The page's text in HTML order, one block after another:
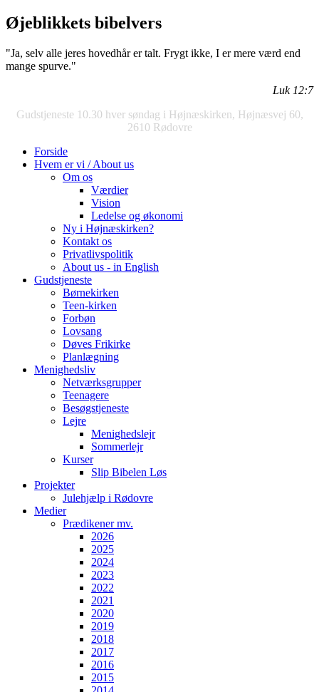
Øjeblikkets bibelvers
"Ja, selv alle jeres hovedhår er talt. Frygt ikke, I er mere værd end
mange spurve."
Luk 12:7
Gudstjeneste 10.30 hver søndag i Højnæskirken, Højnæsvej 60,
2610 Rødovre
Forside
Hvem er vi / About us
Om os
Værdier
Vision
Ledelse og økonomi
Ny i Højnæskirken?
Kontakt os
Privatlivspolitik
About us - in English
Gudstjeneste
Børnekirken
Teen-kirken
Forbøn
Lovsang
Døves Frikirke
Planlægning
Menighedsliv
Netværksgrupper
Teenagere
Besøgstjeneste
Lejre
Menighedslejr
Sommerlejr
Kurser
Slip Bibelen Løs
Projekter
Julehjælp i Rødovre
Medier
Prædikener mv.
2026
2025
2024
2023
2022
2021
2020
2019
2018
2017
2016
2015